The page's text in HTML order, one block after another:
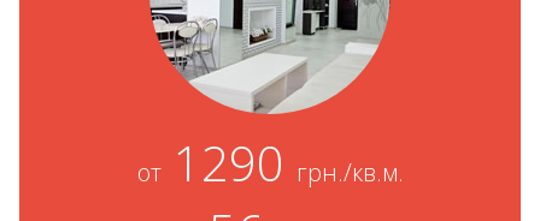
от1290 грн./кв.м.